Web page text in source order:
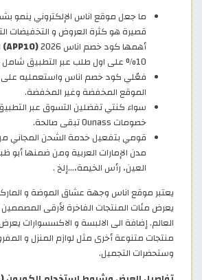
ما جعل موقع اناس الإلكتروني ينمو
قصيرة هو كثرة العروض و التخفيضات
أهمها كود خصم اناس 2026
(APP10)
10% على اول طلب عبر التطبيق شامل جميع المنتجات.
فعّلي كود خصم اناس واستعمليه على
الموقع المخفضة وغير المخفضة.
سواء كنتي تفضلين التسوق عبر
خصومات Ounass تبقى صالحة.
قومي بتفعيل خدمة الشحن المجاني
مدن الإمارات العربية ومن ضمنها أبو
العين، رأس الخيمة،…إلخ .
يعتبر موقع اناس وجهة عشاق الموضة و
يعرض مئات المنتجات الفاخرة لأرقى المصممين
العالم. إضافة الى الالبسة و الاكسسوارات
منتجات متنوعة أخرى مثل لوازم المنزل و
وستحضرات التجميل.